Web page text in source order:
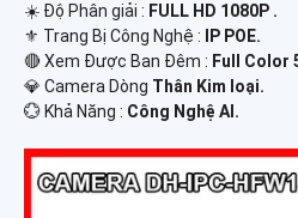
☀️ Độ Phân giải : FULL HD 1080P .
⚜️ Trang Bị Công Nghệ :
IP POE.
🔴 Xem Được Ban Đêm : Full Color
💎 Camera Dòng Thân Kim loại.
️💮 Khả Năng : Công Nghệ AI.